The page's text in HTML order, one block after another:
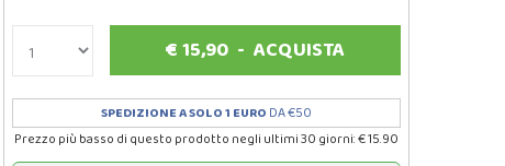
€15,90 -ACQUISTA
SPEDIZIONE A SOLO 1 EURO DA €50
Prezzo più basso di questo prodotto negli ultimi 30 giorni: € 15.90